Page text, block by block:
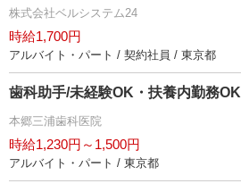
株式会社ベルシステム24
時給1,700円
アルバイト・パート / 契約社員 / 東京都
歯科助手/未経験OK・扶養内勤務OK
本郷三浦歯科医院
時給1,230円～1,500円
アルバイト・パート / 東京都